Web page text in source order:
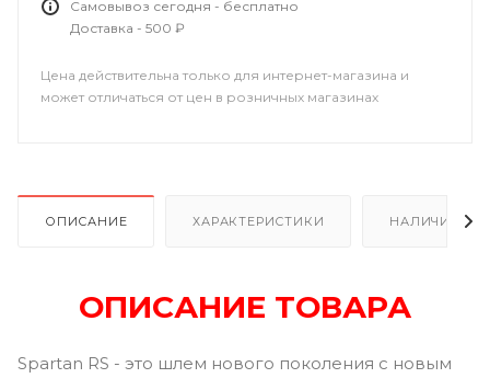
Самовывоз сегодня - бесплатно
Доставка - 500 ₽
Цена действительна только для интернет-магазина и
может отличаться от цен в розничных магазинах
ОПИСАНИЕ ХАРАКТЕРИСТИКИ НАЛИЧИЕ В
ОПИСАНИЕ ТОВАРА
Spartan RS - это шлем нового поколения с новым